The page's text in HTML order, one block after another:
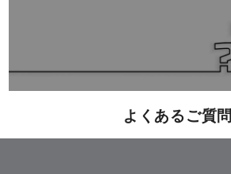
よくあるご質問